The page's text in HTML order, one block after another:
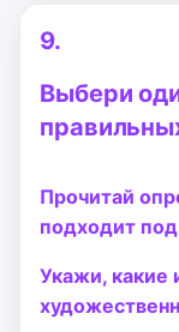
9.
Выбери
Прочитай
подходит
Укажи, какие